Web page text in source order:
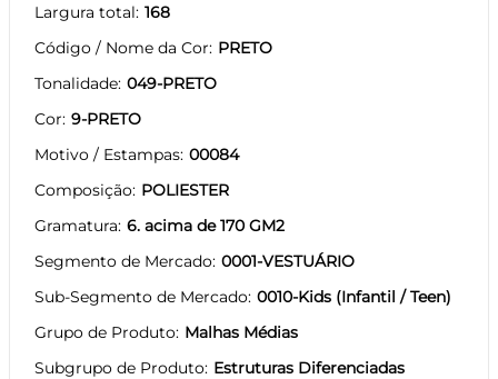
Largura total 168
Código / Nome da Cor PRETO
Tonalidade 049-PRETO
Cor 9-PRETO
Motivo / Estampas 00084
Composição POLIESTER
Gramatura 6. acima de 170 GM2
Segmento de Mercado 0001-VESTUÁRIO
Sub-Segmento de Mercado 0010-Kids (Infantil / Teen)
Grupo de Produto Malhas Médias
Subgrupo de Produto Estruturas Diferenciadas